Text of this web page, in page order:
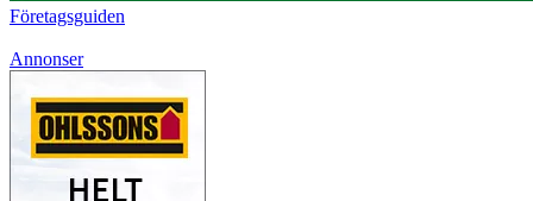
Företagsguiden
Annonser